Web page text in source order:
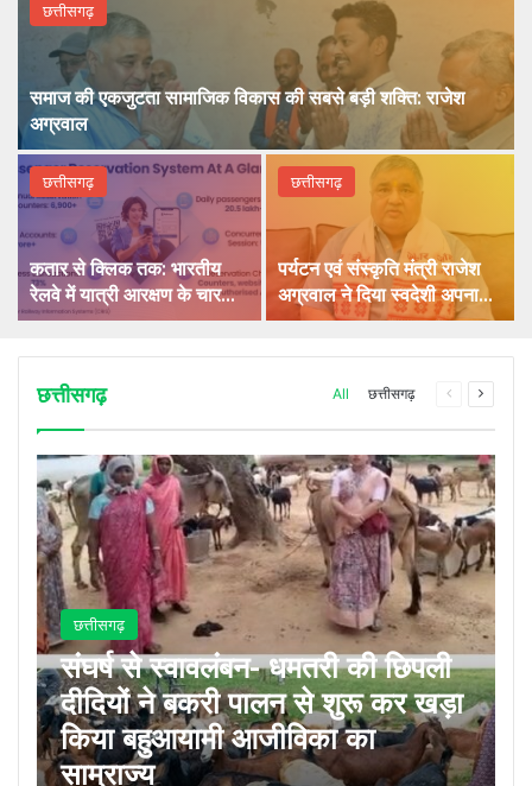
छत्तीसगढ़
समाज की एकजुटता सामाजिक विकास की सबसे बड़ी शक्ति: राजेश
अग्रवाल
छत्तीसगढ़
कतार से क्लिक तक: भारतीय
रेलवे में यात्री आरक्षण के चार
दशक
छत्तीसगढ़
पर्यटन एवं संस्कृति मंत्री राजेश
अग्रवाल ने दिया स्वदेशी अपनाने
का संदेश
छत्तीसगढ़ All छत्तीसगढ़
Previous
Next
छत्तीसगढ़
संघर्ष से स्वावलंबन- धमतरी की छिपली
दीदियों ने बकरी पालन से शुरू कर खड़ा
किया बहुआयामी आजीविका का
साम्राज्य